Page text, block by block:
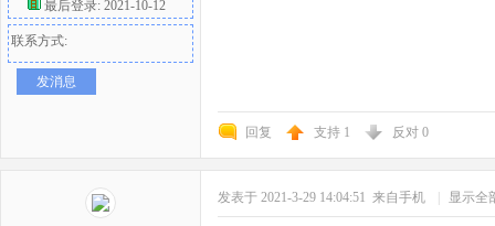
最后登录: 2021-10-12
联系方式:
发消息
回复 支持 1 反对 0
发表于 2021-3-29 14:04:51 来自手机 显示全